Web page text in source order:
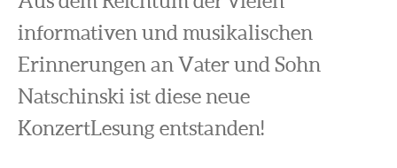
informativen und musikalischen
Erinnerungen an Vater und Sohn
Natschinski ist diese neue
KonzertLesung entstanden!